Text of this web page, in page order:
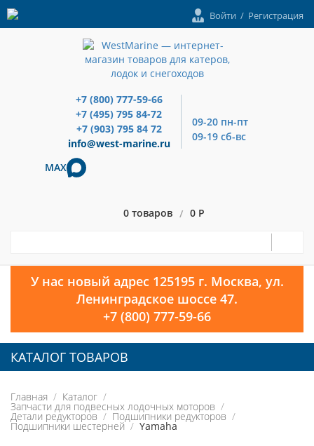
Войти / Регистрация
+7 (800) 777-59-66
+7 (495) 795 84-72
+7 (903) 795 84 72
info@west-marine.ru
09-20 пн-пт
09-19 сб-вс
MAX
0 товаров / 0 Р
У нас новый адрес 125195 г. Москва, ул.
Ленинградское шоссе 47.
+7 (800) 777-59-66
КАТАЛОГ ТОВАРОВ
Главная Каталог
Запчасти для подвесных лодочных моторов
Детали редукторов Подшипники редукторов
Подшипники шестерней Yamaha